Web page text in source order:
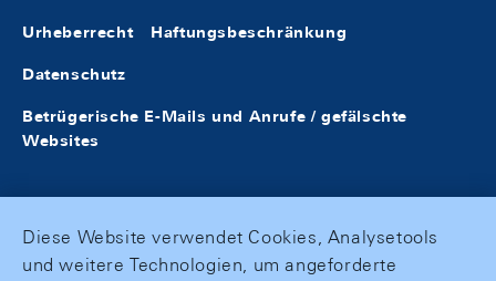
Urheberrecht Haftungsbeschränkung
Datenschutz
Betrügerische E-Mails und Anrufe / gefälschte
Websites
Diese Website verwendet Cookies, Analysetools
und weitere Technologien, um angeforderte